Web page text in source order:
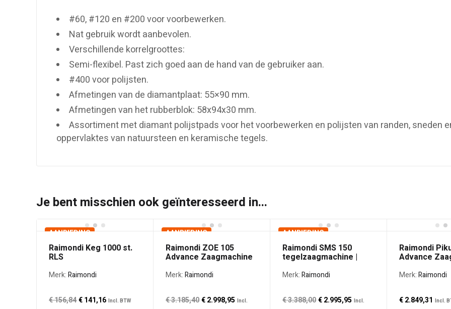
#60, #120 en #200 voor voorbewerken.
Nat gebruik wordt aanbevolen.
Verschillende korrelgroottes:
Semi-flexibel. Past zich goed aan de hand van de gebruiker aan.
#400 voor polijsten.
Afmetingen van de diamantplaat: 55×90 mm.
Afmetingen van het rubberblok: 58x94x30 mm.
Assortiment met diamant polijstpads voor het voorbewerken en polijsten van randen, sneden
oppervlaktes van natuursteen en keramische tegels.
Je bent misschien ook geïnteresseerd in...
AANBIEDING
Raimondi Keg 1000 st.
RLS
€156,84Oorspronkelijke
€141,16De
Incl. BTW
Merk:Raimondi
AANBIEDING
Raimondi ZOE 105
Advance Zaagmachine
€3.185,40Oorspronkelijke
€2.998,95De
Incl.
Merk:Raimondi
AANBIEDING
Raimondi SMS 150
tegelzaagmachine |
€3.388,00Oorspronkelijke
€2.995,95De
Incl.
Merk:Raimondi
Raimondi
Advance
€2.849,31 Incl.
Merk:Raimondi